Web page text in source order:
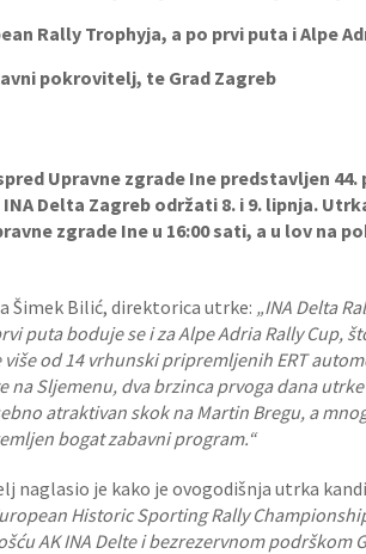
Rally Trophyja, a po prvi puta i Alpe
pokrovitelj, te Grad Zagreb
Upravne zgrade Ine predstavljen 44.
Delta Zagreb održati 8. i 9. lipnja.
zgrade Ine u 16:00 sati, a u lov na
Šimek Bilić, direktorica utrke: „INA Delta
puta boduje se i za Alpe Adria Rally Cup,
od 14 vrhunski pripremljenih ERT
Sljemenu, dva brzinca prvoga dana
atraktivan skok na Martin Bregu, a
bogat zabavni program.“
naglasio je kako je ovogodišnja utrka
Historic Sporting Rally
AK INA Delte i bezrezervnom podrškom